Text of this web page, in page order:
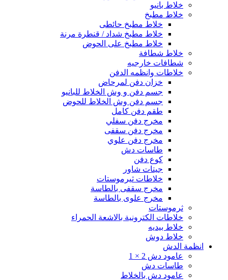
خلاط بانيو
خلاط مطبخ
خلاط مطبخ حائطى
خلاط مطبخ شداد / قنطرة مرنة
خلاط مطبخ على الحوض
خلاط شطافة
شطافات خارجيه
خلاطات وانظمه الدفن
خزان دفن لمرحاض
جسم دفن و وش الخلاط للبانيو
جسم دفن وش الخلاط للحوض
طقم دفن كامل
مخرج دفن سفلي
مخرج دفن سقفى
مخرج دفن علوي
طاسات دش
كوع دفن
جيتات شاور
خلاطات ثيرموستات
مخرج سقفى بالطاسة
مخرج علوى بالطاسة
ثرموستات
خلاطات الكترونية بالاشعة الحمراء
خلاط بيديه
خلاط دوش
انظمة الدش
عامود دش 2 × 1
طاسات دش
عامود دش بالخلاط